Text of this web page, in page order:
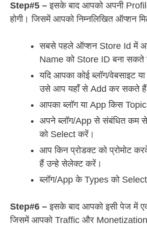
Step#5 –इसके बाद आपको अपनी
होगी। जिसमें आपको निम्नलिखित ऑप्शन
सबसे पहले ऑप्शन Store Id में
Name को Store ID बना सकते
यदि आपका कोई ब्लॉग/वेबसाइट
उसे आप यहाँ से Add कर सकते
आपका ब्लॉग या App किस
अपने ब्लॉग/App से संबंधित कम
को Select करें।
आप किन प्रोडक्ट को प्रोमोट
हैं उन्हे सेलेक्ट करें।
ब्लॉग/App के Types को
Step#6 – इसके बाद आपको इसी पेज में एक
जिसमें आपको Traffic और Monetization